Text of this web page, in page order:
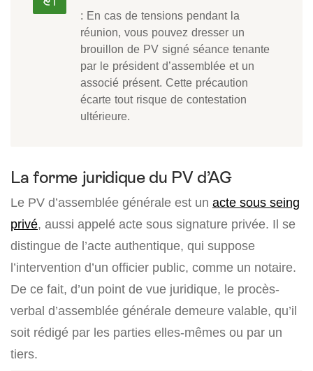
: En cas de tensions pendant la
réunion, vous pouvez dresser un
brouillon de PV signé séance tenante
par le président d’assemblée et un
associé présent. Cette précaution
écarte tout risque de contestation
ultérieure.
La forme juridique du PV d’AG
Le PV d’assemblée générale est un acte sous seing
privé, aussi appelé acte sous signature privée. Il se
distingue de l’acte authentique, qui suppose
l’intervention d’un officier public, comme un notaire.
De ce fait, d’un point de vue juridique, le procès-
verbal d’assemblée générale demeure valable, qu’il
soit rédigé par les parties elles-mêmes ou par un
tiers.